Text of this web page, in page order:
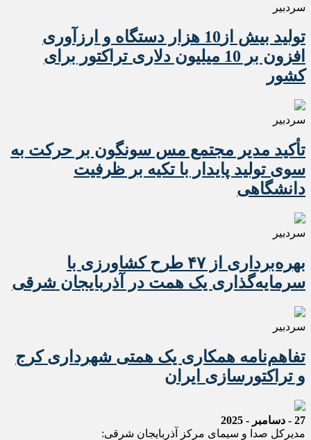
سردبیر
تولید بیش از10 هزار دستگاه و ارزآوری
افزون بر 10 میلیون دلاری تراکتور برای
کشور
سردبیر
تأکید مدیر مجتمع مس سونگون بر حرکت به
سوی تولید پایدار با تکیه بر ظرفیت
دانشگاهی
سردبیر
بهره‌برداری از ۴۷ طرح کشاورزی با
سرمایه‌گذاری یک همت در آذربایجان شرقی
سردبیر
تفاهم‌نامه همکاری یک همتی شهرداری کرج
و تراکتورسازی ایران
27 - دسامبر - 2025
مدیرکل صدا و سیمای مرکز آذربایجان شرقی: